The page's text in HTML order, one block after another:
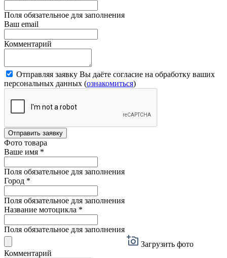
Поля обязательное для заполнения
Ваш email
Комментарий
Отправляя заявку Вы даёте согласие на обработку ваших
персональных данных (ознакомиться)
Отправить заявку
Фото товара
Ваше имя *
Поля обязательное для заполнения
Город *
Поля обязательное для заполнения
Название мотоцикла *
Поля обязательное для заполнения
Загрузить фото
Комментарий